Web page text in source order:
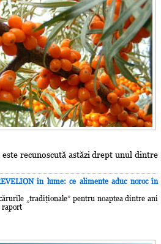
recunoscută astăzi drept unul dintre
în lume: ce alimente aduc noroc în
„tradiţionale” pentru noaptea dintre ani
raport